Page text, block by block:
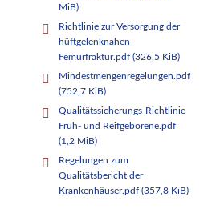
MiB)
Richtlinie zur Versorgung der
hüftgelenknahen
Femurfraktur.pdf(326,5 KiB)
Mindestmengenregelungen.pdf
(752,7 KiB)
Qualitätssicherungs-Richtlinie
Früh- und Reifgeborene.pdf
(1,2 MiB)
Regelungen zum
Qualitätsbericht der
Krankenhäuser.pdf(357,8 KiB)